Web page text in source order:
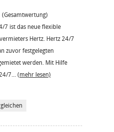
(Gesamtwertung)
7 ist das neue flexible
Hertz. Hertz 24/7
zuvor festgelegten
werden. Mit Hilfe
7... (mehr lesen)